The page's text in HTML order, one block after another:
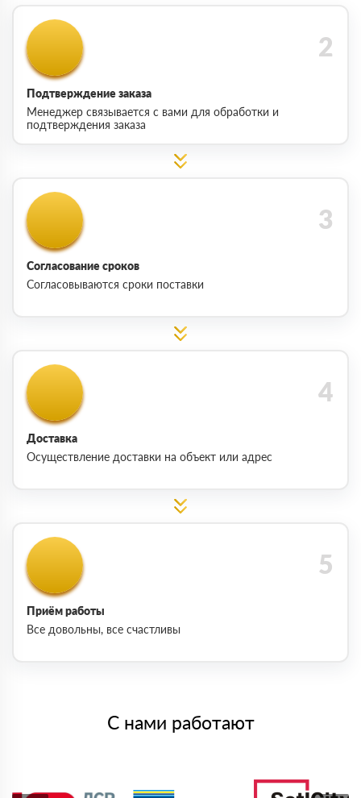
Подтверждение заказа
Менеджер связывается с вами для обработки и
подтверждения заказа
Согласование сроков
Согласовываются сроки поставки
Доставка
Осуществление доставки на объект или адрес
Приём работы
Все довольны, все счастливы
С нами работают